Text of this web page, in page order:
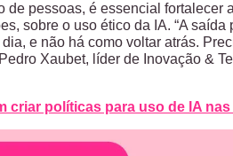
de pessoas, é essencial fortalecer
sobre o uso ético da IA. “A saída
e não há como voltar atrás.
Xaubet, líder de Inovação &
criar políticas para uso de IA